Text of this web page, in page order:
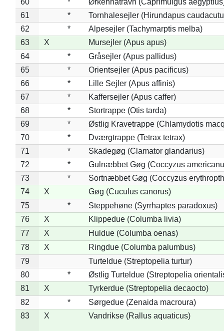
61
*
Tornhalesejler (Hirundapus
62
*
Alpesejler (Tachymarptis melba)
63
X
Mursejler (Apus apus)
64
*
Gråsejler (Apus pallidus)
65
*
Orientsejler (Apus pacificus)
66
*
Lille Sejler (Apus affinis)
67
*
Kaffersejler (Apus caffer)
68
*
Stortrappe (Otis tarda)
69
*
Østlig Kravetrappe (Chlamydotis
70
*
Dværgtrappe (Tetrax tetrax)
71
*
Skadegøg (Clamator glandarius)
72
*
Gulnæbbet Gøg (Coccyzus
73
*
Sortnæbbet Gøg (Coccyzus
74
X
Gøg (Cuculus canorus)
75
*
Steppehøne (Syrrhaptes paradoxus)
76
X
Klippedue (Columba livia)
77
X
Huldue (Columba oenas)
78
X
Ringdue (Columba palumbus)
79
Turteldue (Streptopelia turtur)
80
*
Østlig Turteldue (Streptopelia
81
X
Tyrkerdue (Streptopelia decaocto)
82
*
Sørgedue (Zenaida macroura)
83
X Vandrikse (Rallus aquaticus)